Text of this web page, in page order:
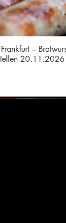
–
20.11.2026